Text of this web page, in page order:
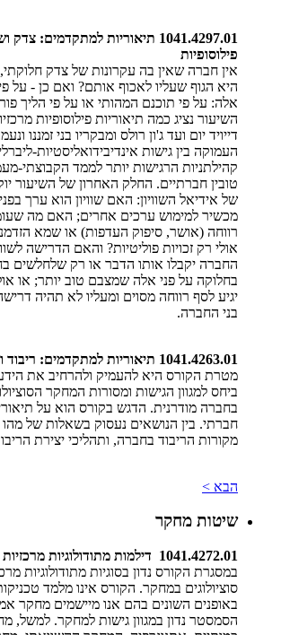
1041.4297.01 תיאוריות למתקדמים:
פילוסופיות
אין חברה שאין בה עקרונות של צדק
היא הגוף שעליו לאכוף אותם? ואם כן - על
אלה: על פי תוכנם המהותי או על פי הליך
השיעור נציג כמה תיאוריות פילוסופיות
דייויד יום ועד ג'ון רולס ומבקריו בני זמננו
העמוקה בין גישות אינדיבידואליסטיות-
קהילתניות הרגישות יותר לממד הקבוצתי-
טובין חברתיים. החלק האחרון של השיעור
של אידיאל השוויון: האם שוויון הוא ערך
מכשיר למימוש ערכים אחרים; האם מה
רווחה (אושר, סיפוק העדפות) או שמא
אולי רק זכויות פוליטיות? והאם הדרישה
החברה יקבלו אותו הדבר או רק שלחלשים
בחלוקה על פני אלה שמצבם טוב יותר; או
יגיע לסף רווחה מסוים ומעליו לא תהיה
בני החברה.
1041.4263.01 תיאוריות למתקדמים: ריבוד ואי-שוויון
מטרת הקורס היא להעמיק ולהרחיב את
ביחס למגוון הגישות ומסורות המחקר
בחברה מודרנית. הדגש בקורס הוא על
חברתי. בין הנושאים נעסוק בשאלות של מהו
מקורות הריבוד בחברה, ותהליכי יצירת
הבא >
שיטות מחקר
1041.4272.01 דילמות מתודולוגיות מרכזיות במדעי החברה
במסגרת הקורס נדון בסוגיות מתודולוגיות
סוציולוגים במחקר. הקורס אינו מלמד
באופנים השונים בהם אנו מיישמים מחקר
הסמסטר נדון במגוון גישות למחקר. למשל,